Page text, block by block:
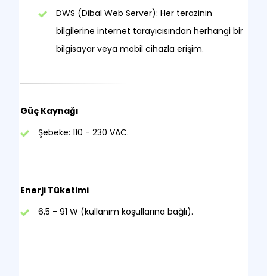
DWS (Dibal Web Server): Her terazinin
bilgilerine internet tarayıcısından herhangi bir
bilgisayar veya mobil cihazla erişim.
Güç Kaynağı
Şebeke: 110 - 230 VAC.
Enerji Tüketimi
6,5 - 91 W (kullanım koşullarına bağlı).